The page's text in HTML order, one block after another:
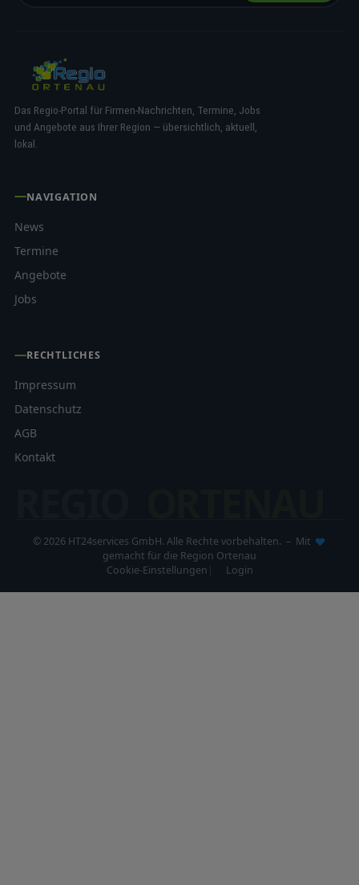
Das Regio-Portal für Firmen-Nachrichten, Termine, Jobs
und Angebote aus Ihrer Region — übersichtlich, aktuell,
lokal.
NAVIGATION
News
Termine
Angebote
Jobs
RECHTLICHES
Impressum
Datenschutz
AGB
Kontakt
© 2026 HT24services GmbH. Alle Rechte vorbehalten. – Mit
gemacht für die Region Ortenau
Cookie-Einstellungen
Login